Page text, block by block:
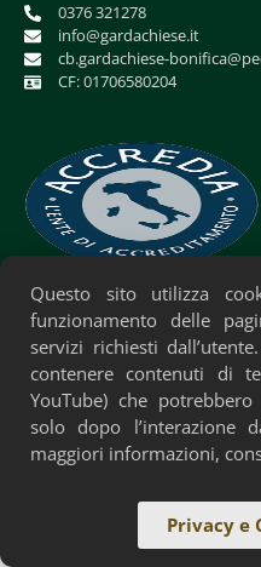
0376 321278
info@gardachiese.it
cb.gardachiese-
CF: 01706580204
Privacy Policy
Questo sito utilizza
funzionamento delle
servizi richiesti
contenere contenuti di
YouTube) che
solo dopo l’interazione
maggiori informazioni,
Privacy e